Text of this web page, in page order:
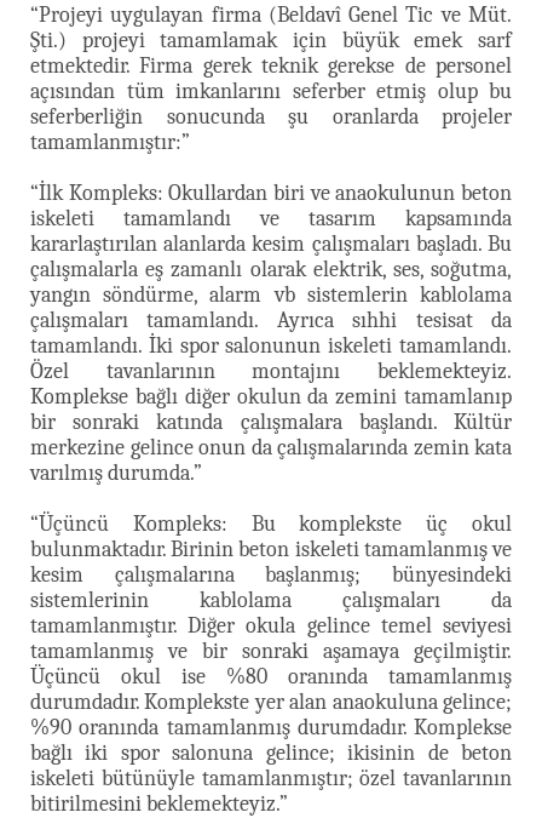
“Projeyi uygulayan firma (Beldavî Genel Tic ve Müt.
Şti.) projeyi tamamlamak için büyük emek sarf
etmektedir. Firma gerek teknik gerekse de personel
açısından tüm imkanlarını seferber etmiş olup bu
seferberliğin sonucunda şu oranlarda projeler
tamamlanmıştır:”
“İlk Kompleks: Okullardan biri ve anaokulunun beton
iskeleti tamamlandı ve tasarım kapsamında
kararlaştırılan alanlarda kesim çalışmaları başladı. Bu
çalışmalarla eş zamanlı olarak elektrik, ses, soğutma,
yangın söndürme, alarm vb sistemlerin kablolama
çalışmaları tamamlandı. Ayrıca sıhhi tesisat da
tamamlandı. İki spor salonunun iskeleti tamamlandı.
Özel tavanlarının montajını beklemekteyiz.
Komplekse bağlı diğer okulun da zemini tamamlanıp
bir sonraki katında çalışmalara başlandı. Kültür
merkezine gelince onun da çalışmalarında zemin kata
varılmış durumda.”
“Üçüncü Kompleks: Bu komplekste üç okul
bulunmaktadır. Birinin beton iskeleti tamamlanmış ve
kesim çalışmalarına başlanmış; bünyesindeki
sistemlerinin kablolama çalışmaları da
tamamlanmıştır. Diğer okula gelince temel seviyesi
tamamlanmış ve bir sonraki aşamaya geçilmiştir.
Üçüncü okul ise %80 oranında tamamlanmış
durumdadır. Komplekste yer alan anaokuluna gelince;
%90 oranında tamamlanmış durumdadır. Komplekse
bağlı iki spor salonuna gelince; ikisinin de beton
iskeleti bütünüyle tamamlanmıştır; özel tavanlarının
bitirilmesini beklemekteyiz.”